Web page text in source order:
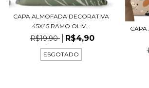
CAPA ALMOFADA DECORATIVA
45X45 RAMO OLIV...
R$19,90 R$4,90
ESGOTADO
CAPA